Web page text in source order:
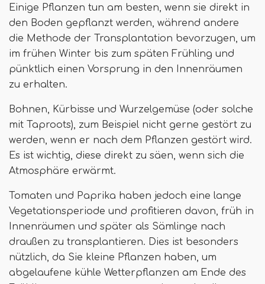
Einige Pflanzen tun am besten, wenn sie direkt in
den Boden gepflanzt werden, während andere
die Methode der Transplantation bevorzugen, um
im frühen Winter bis zum späten Frühling und
pünktlich einen Vorsprung in den Innenräumen
zu erhalten.
Bohnen, Kürbisse und Wurzelgemüse (oder solche
mit Taproots), zum Beispiel nicht gerne gestört zu
werden, wenn er nach dem Pflanzen gestört wird.
Es ist wichtig, diese direkt zu säen, wenn sich die
Atmosphäre erwärmt.
Tomaten und Paprika haben jedoch eine lange
Vegetationsperiode und profitieren davon, früh in
Innenräumen und später als Sämlinge nach
draußen zu transplantieren. Dies ist besonders
nützlich, da Sie kleine Pflanzen haben, um
abgelaufene kühle Wetterpflanzen am Ende des